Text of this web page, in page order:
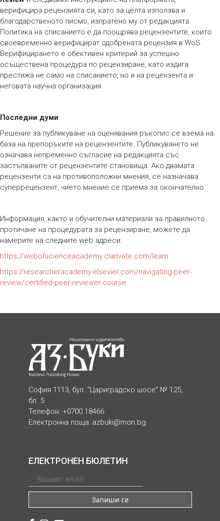
верифицира рецензията си, като за целта използва и
благодарственото писмо, изпратено му от редакцията.
Политика на списанието е да поощрява рецензентите, които
своевременно верифицират одобрената рецензия в WoS.
Верифицирането е обективен критерий за успешно
осъществена процедура по рецензиране, като издига
престижа не само на списанието, но и на рецензента и
неговата научна организация.
Последни думи
Решение за публикуване на оценявания ръкопис се взема на
база на препоръките на рецензентите. Публикуването не
означава непременно съгласие на редакцията със
застъпваните от рецензентите становища. Ако двамата
рецензенти са на противоположни мнения, се назначава
суперрецензент, чието мнение се приема за окончателно.
Информация, както и обучителни материали за правилното
протичане на процедурата за рецензиране, можете да
намерите на следните web адреси:
https://webofscienceacademy.clarivate.com/learn
https://researcheracademy.elsevier.com/navigating-peer-
review/certified-peer-reviewer-course
София 1113, бул. “Цариградско шосе” № 125,
бл. 5
Телефон: +0700 18466
Електронна поща: azbuki@mon.bg
ЕЛЕКТРОНЕН БЮЛЕТИН
Запиши се